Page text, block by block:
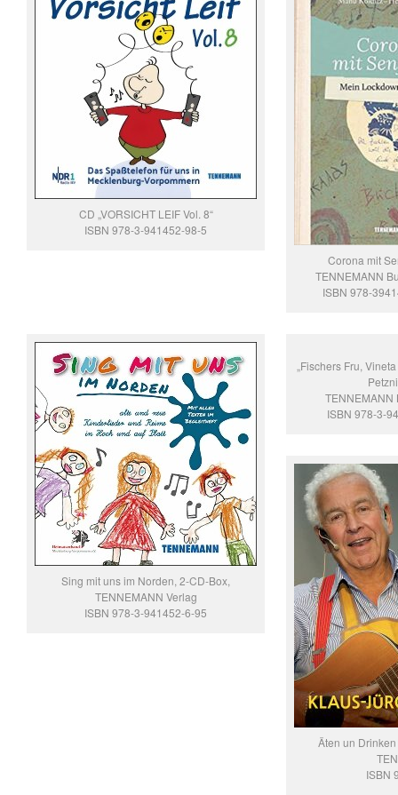
CD „VORSICHT LEIF Vol. 8“
ISBN 978-3-941452-98-5
Corona mit
TENNEMANN
ISBN 978-
Sing mit uns im Norden, 2-CD-Box,
TENNEMANN Verlag
ISBN 978-3-941452-6-95
„Fischers Fru,
TENNEMANN
ISBN 978-3-
Äten un
ISBN